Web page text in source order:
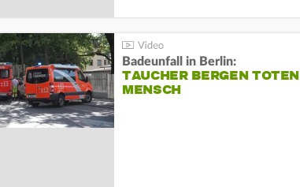
Badeunfall in Berlin:
TAUCHER BERGEN TOTEN
MENSCH